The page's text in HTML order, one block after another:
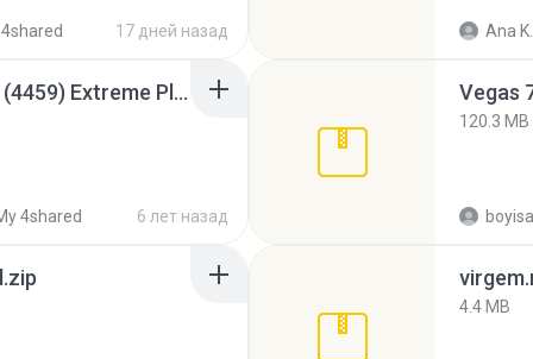
17 дней назад Ana K.
Intel HD Graphics 3000 (4459) Extreme Plus 2.0.zip
4shared 6 лет назад
Vegas
120.3 MB
4.4 MB